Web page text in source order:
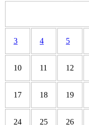
3 4 5
10 11 12
17 18 19
24 25 26